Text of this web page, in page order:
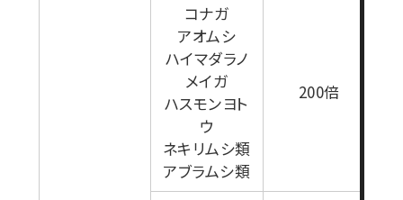
コナガ
アオムシ
ハイマダラノ
メイガ
ハスモンヨト
ウ
ネキリムシ類
アブラムシ類
200倍